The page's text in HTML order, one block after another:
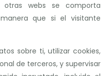
webs se comporta
que si el visitante
sobre ti, utilizar cookies,
de terceros, y supervisar